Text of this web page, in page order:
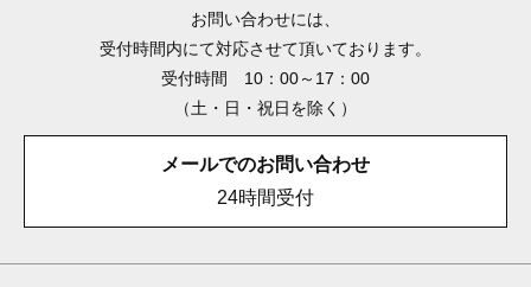
お問い合わせには、
受付時間内にて対応させて頂いております。
受付時間 10：00～17：00
（土・日・祝日を除く）
メールでのお問い合わせ
24時間受付